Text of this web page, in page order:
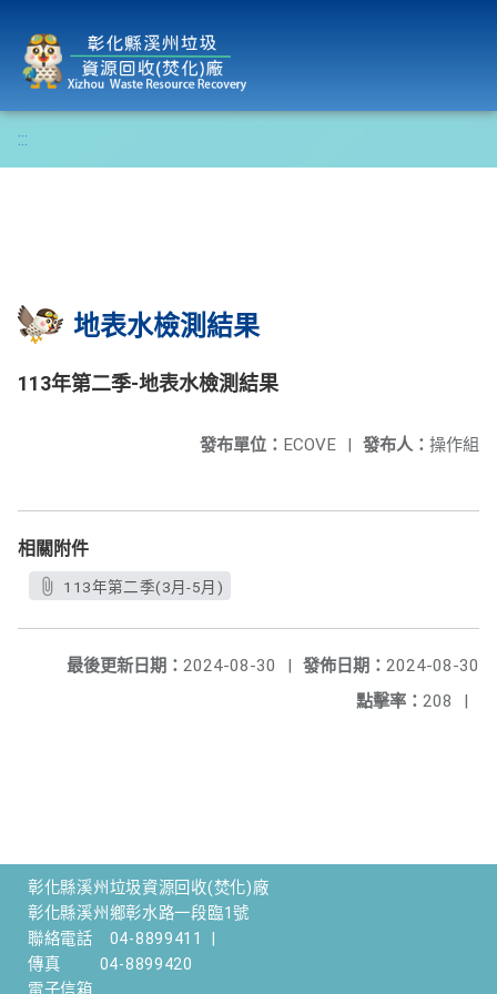
:::
地表水檢測結果
113年第二季-地表水檢測結果
發布人： 操作組
發布單位： ECOVE |
相關附件
113年第二季(3月-5月)
發佈日期： 2024-08-30
最後更新日期： 2024-08-30
|
點擊率： 208 |
彰化縣溪州垃圾資源回收(焚化)廠
彰化縣溪州鄉彰水路一段臨1號
聯絡電話
04-8899411
傳真
04-8899420
電子信箱